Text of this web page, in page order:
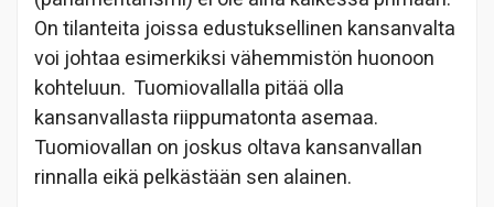
On tilanteita joissa edustuksellinen kansanvalta
voi johtaa esimerkiksi vähemmistön huonoon
kohteluun. Tuomiovallalla pitää olla
kansanvallasta riippumatonta asemaa.
Tuomiovallan on joskus oltava kansanvallan
rinnalla eikä pelkästään sen alainen.